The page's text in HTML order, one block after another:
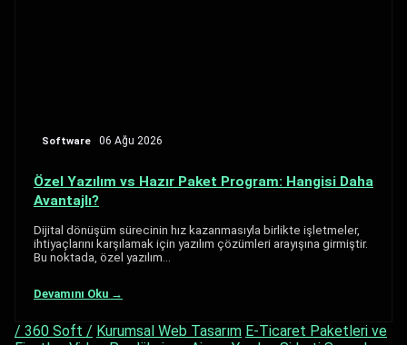
Software 06 Ağu 2026
Özel Yazılım vs Hazır Paket Program: Hangisi Daha
Avantajlı?
Dijital dönüşüm sürecinin hız kazanmasıyla birlikte işletmeler,
ihtiyaçlarını karşılamak için yazılım çözümleri arayışına girmiştir.
Bu noktada, özel yazılım…
Devamını Oku →
/ 360 Soft / Kurumsal Web Tasarım E-Ticaret Paketleri ve